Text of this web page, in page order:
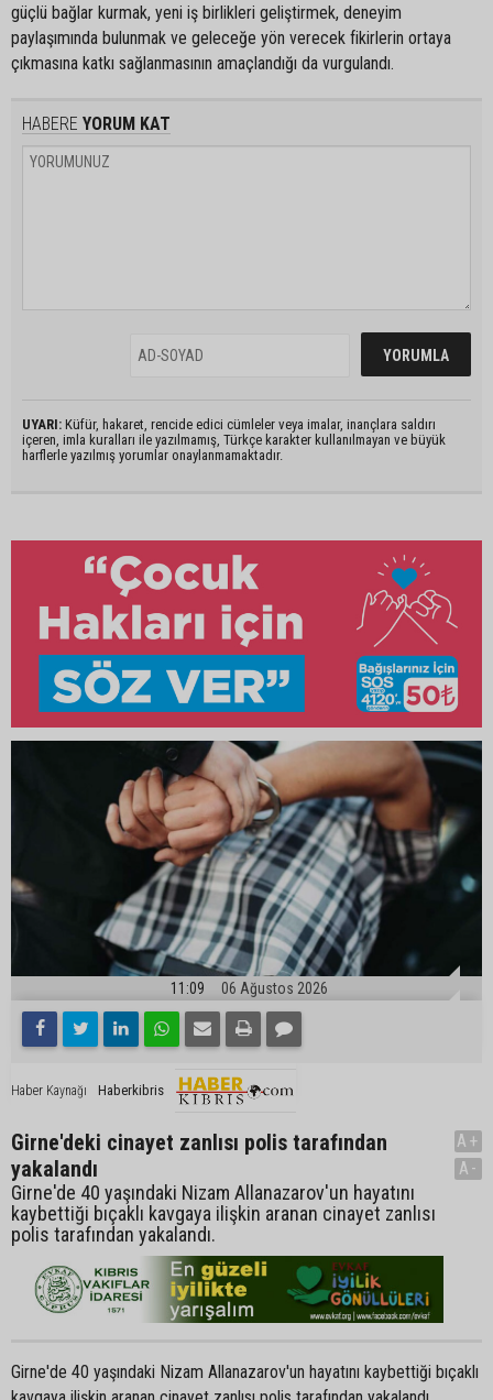
güçlü bağlar kurmak, yeni iş birlikleri geliştirmek, deneyim
paylaşımında bulunmak ve geleceğe yön verecek fikirlerin ortaya
çıkmasına katkı sağlanmasının amaçlandığı da vurgulandı.
HABERE YORUM KAT
UYARI: Küfür, hakaret, rencide edici cümleler veya imalar, inançlara saldırı
içeren, imla kuralları ile yazılmamış, Türkçe karakter kullanılmayan ve büyük
harflerle yazılmış yorumlar onaylanmamaktadır.
11:09 06 Ağustos 2026
Haber Kaynağı Haberkibris
Girne'deki cinayet zanlısı polis tarafından
yakalandı
Girne'de 40 yaşındaki Nizam Allanazarov'un hayatını
kaybettiği bıçaklı kavgaya ilişkin aranan cinayet zanlısı
polis tarafından yakalandı.
A+
A-
Girne'de 40 yaşındaki Nizam Allanazarov'un hayatını kaybettiği bıçaklı